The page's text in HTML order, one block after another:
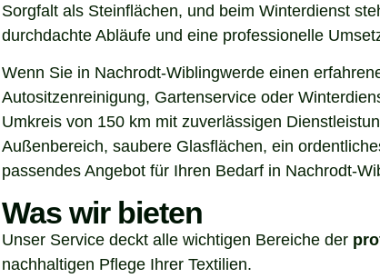
Sorgfalt als Steinflächen, und beim Winterdienst
durchdachte Abläufe und eine professionelle
Wenn Sie in Nachrodt-Wiblingwerde einen
Autositzenreinigung, Gartenservice oder
Umkreis von 150 km mit zuverlässigen
Außenbereich, saubere Glasflächen, ein
passendes Angebot für Ihren Bedarf in Nachrodt-
Was wir bieten
Unser Service deckt alle wichtigen Bereiche der
nachhaltigen Pflege Ihrer Textilien.